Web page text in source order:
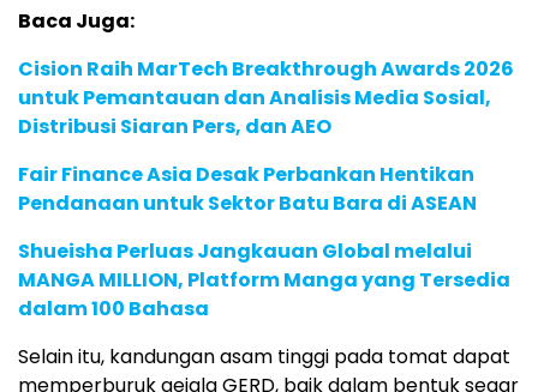
Baca Juga:
Cision Raih MarTech Breakthrough Awards 2026
untuk Pemantauan dan Analisis Media Sosial,
Distribusi Siaran Pers, dan AEO
Fair Finance Asia Desak Perbankan Hentikan
Pendanaan untuk Sektor Batu Bara di ASEAN
Shueisha Perluas Jangkauan Global melalui
MANGA MILLION, Platform Manga yang Tersedia
dalam 100 Bahasa
Selain itu, kandungan asam tinggi pada tomat dapat
memperburuk gejala GERD, baik dalam bentuk segar